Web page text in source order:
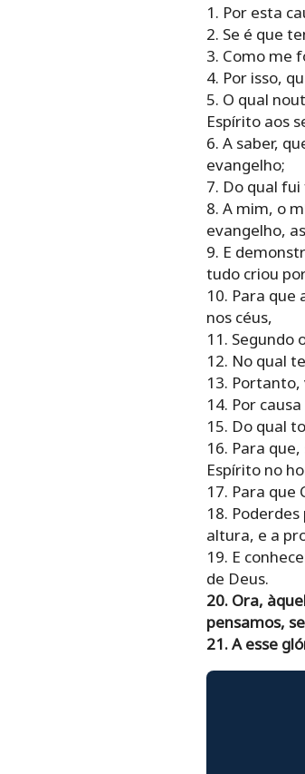
1. Por esta
2. Se é que
3. Como me
4. Por isso,
5. O qual
Espírito aos
6. A saber,
evangelho;
7. Do qual
8. A mim, o
evangelho,
9. E
tudo criou
10. Para
nos céus,
11. Segundo
12. No qual
13. Portanto,
14. Por
15. Do qual
16. Para
Espírito no
17. Para que
18.
altura, e a
19. E
de Deus.
20. Ora,
pensamos,
21. A esse